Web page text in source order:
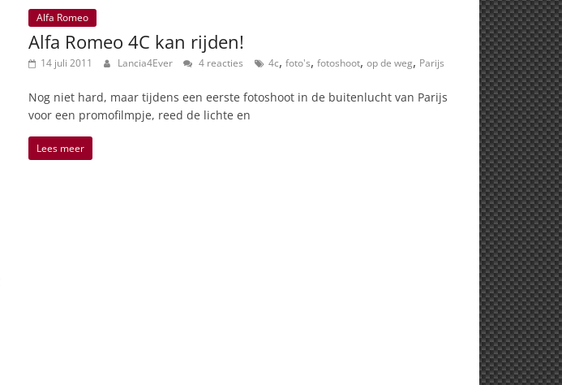
Alfa Romeo
Alfa Romeo 4C kan rijden!
14 juli 2011 Lancia4Ever 4 reacties 4c, foto's, fotoshoot, op de weg, Parijs
Nog niet hard, maar tijdens een eerste fotoshoot in de buitenlucht van Parijs
voor een promofilmpje, reed de lichte en
Lees meer